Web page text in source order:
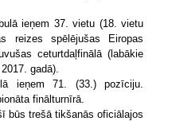
ieņem 37. vietu (18. vietu
reizes spēlējušas Eiropas
ceturtdaļfinālā (labākie
gadā).
ieņem 71. (33.) pozīciju.
finālturnīrā.
būs trešā tikšanās oficiālajos